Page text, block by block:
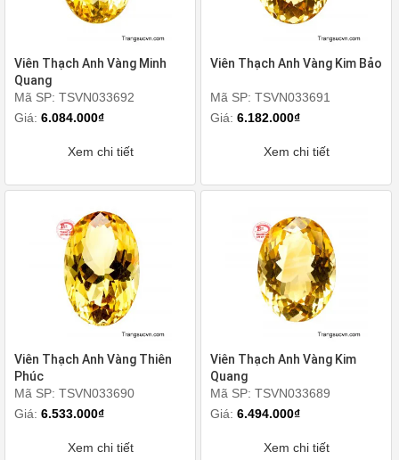
Viên Thạch Anh Vàng Minh
Quang
Mã SP: TSVN033692
Giá: 6.084.000₫
Xem chi tiết
Viên Thạch Anh Vàng Kim Bảo
Mã SP: TSVN033691
Giá:6.182.000₫
Xem chi tiết
Viên Thạch Anh Vàng Thiên
Phúc
Mã SP: TSVN033690
Giá: 6.533.000₫
Xem chi tiết
Viên Thạch Anh Vàng Kim
Quang
Mã SP: TSVN033689
Giá:6.494.000₫
Xem chi tiết